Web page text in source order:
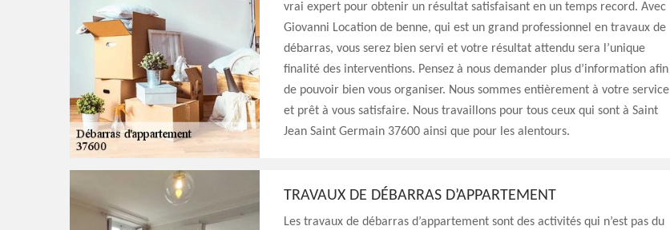
vrai expert pour obtenir un résultat satisfaisant en un temps record. Avec
Giovanni Location de benne, qui est un grand professionnel en travaux de
débarras, vous serez bien servi et votre résultat attendu sera l’unique
finalité des interventions. Pensez à nous demander plus d’information afin
de pouvoir bien vous organiser. Nous sommes entièrement à votre service
et prêt à vous satisfaire. Nous travaillons pour tous ceux qui sont à Saint
Jean Saint Germain 37600 ainsi que pour les alentours.
TRAVAUX DE DÉBARRAS D’APPARTEMENT
Les travaux de débarras d’appartement sont des activités qui n’est pas du